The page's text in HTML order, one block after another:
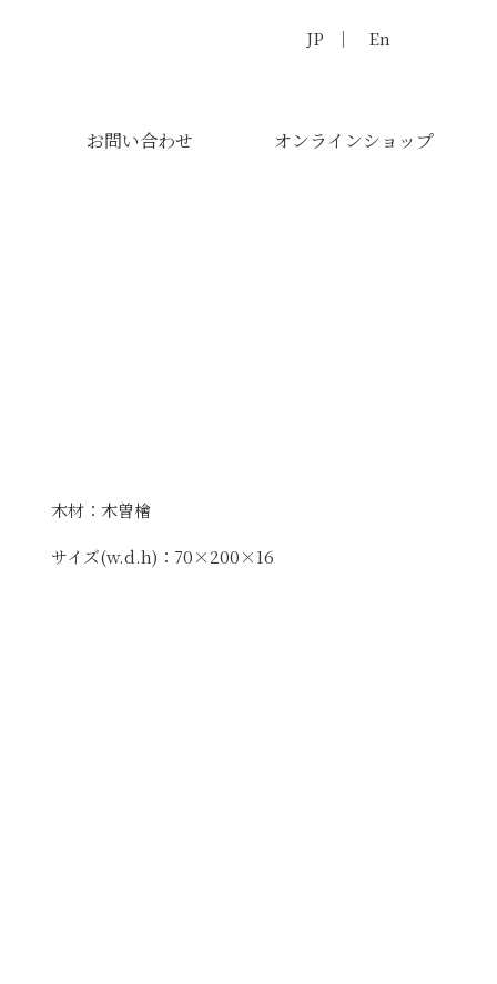
JP En
お問い合わせ オンラインショップ
木材：木曽檜
サイズ(w.d.h)：70×200×16